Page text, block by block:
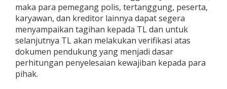
maka para pemegang polis, tertanggung, peserta,
karyawan, dan kreditor lainnya dapat segera
menyampaikan tagihan kepada TL dan untuk
selanjutnya TL akan melakukan verifikasi atas
dokumen pendukung yang menjadi dasar
perhitungan penyelesaian kewajiban kepada para
pihak.